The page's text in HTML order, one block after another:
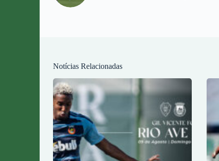
Notícias Relacionadas